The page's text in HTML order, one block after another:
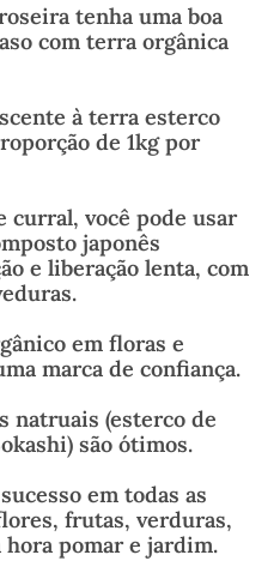
tenha uma boa
com terra orgânica
à terra esterco
de 1kg por
curral, você pode usar
japonês
e liberação lenta, com
em floras e
marca de confiança.
natruais (esterco de
são ótimos.
em todas as
frutas, verduras,
hora pomar e jardim.